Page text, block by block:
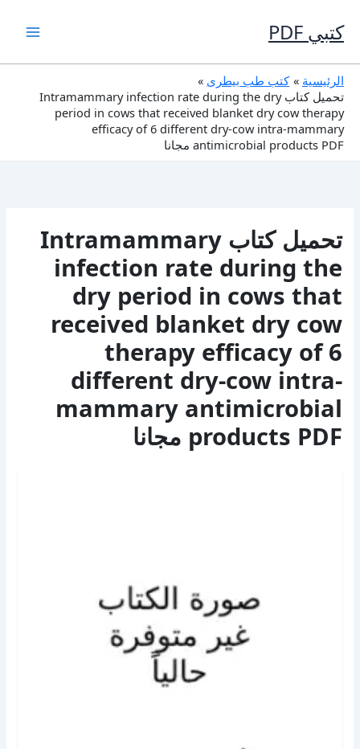
إلى
المحتوى
كتبي PDF
الرئيسية
كتب طب بيطرى
تحميل كتاب Intramammary infection rate during the dry
period in cows that received blanket dry cow therapy
efficacy of 6 different dry-cow intra-mammary
antimicrobial products PDF مجانا
تحميل كتاب Intramammary
infection rate during the
dry period in cows that
received blanket dry cow
therapy efficacy of 6
different dry-cow intra-
mammary antimicrobial
products PDF مجانا